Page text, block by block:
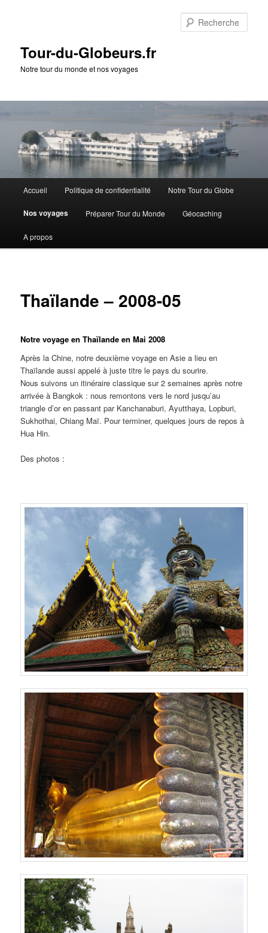
Tour-du-Globeurs.fr
Notre tour du monde et nos voyages
principal
Aller
au
contenu
Aller
au
contenu
Accueil Politique de confidentialité Notre Tour du Globe
Nos voyages Préparer Tour du Monde Géocaching
A propos
Thaïlande – 2008-05
Notre voyage en Thaïlande en Mai 2008
Après la Chine, notre deuxième voyage en Asie a lieu en
Thaïlande aussi appelé à juste titre le pays du sourire.
Nous suivons un itinéraire classique sur 2 semaines après notre
arrivée à Bangkok : nous remontons vers le nord jusqu’au
triangle d’or en passant par Kanchanaburi, Ayutthaya, Lopburi,
Sukhothai, Chiang Maï. Pour terminer, quelques jours de repos à
Hua Hin.
Des photos :